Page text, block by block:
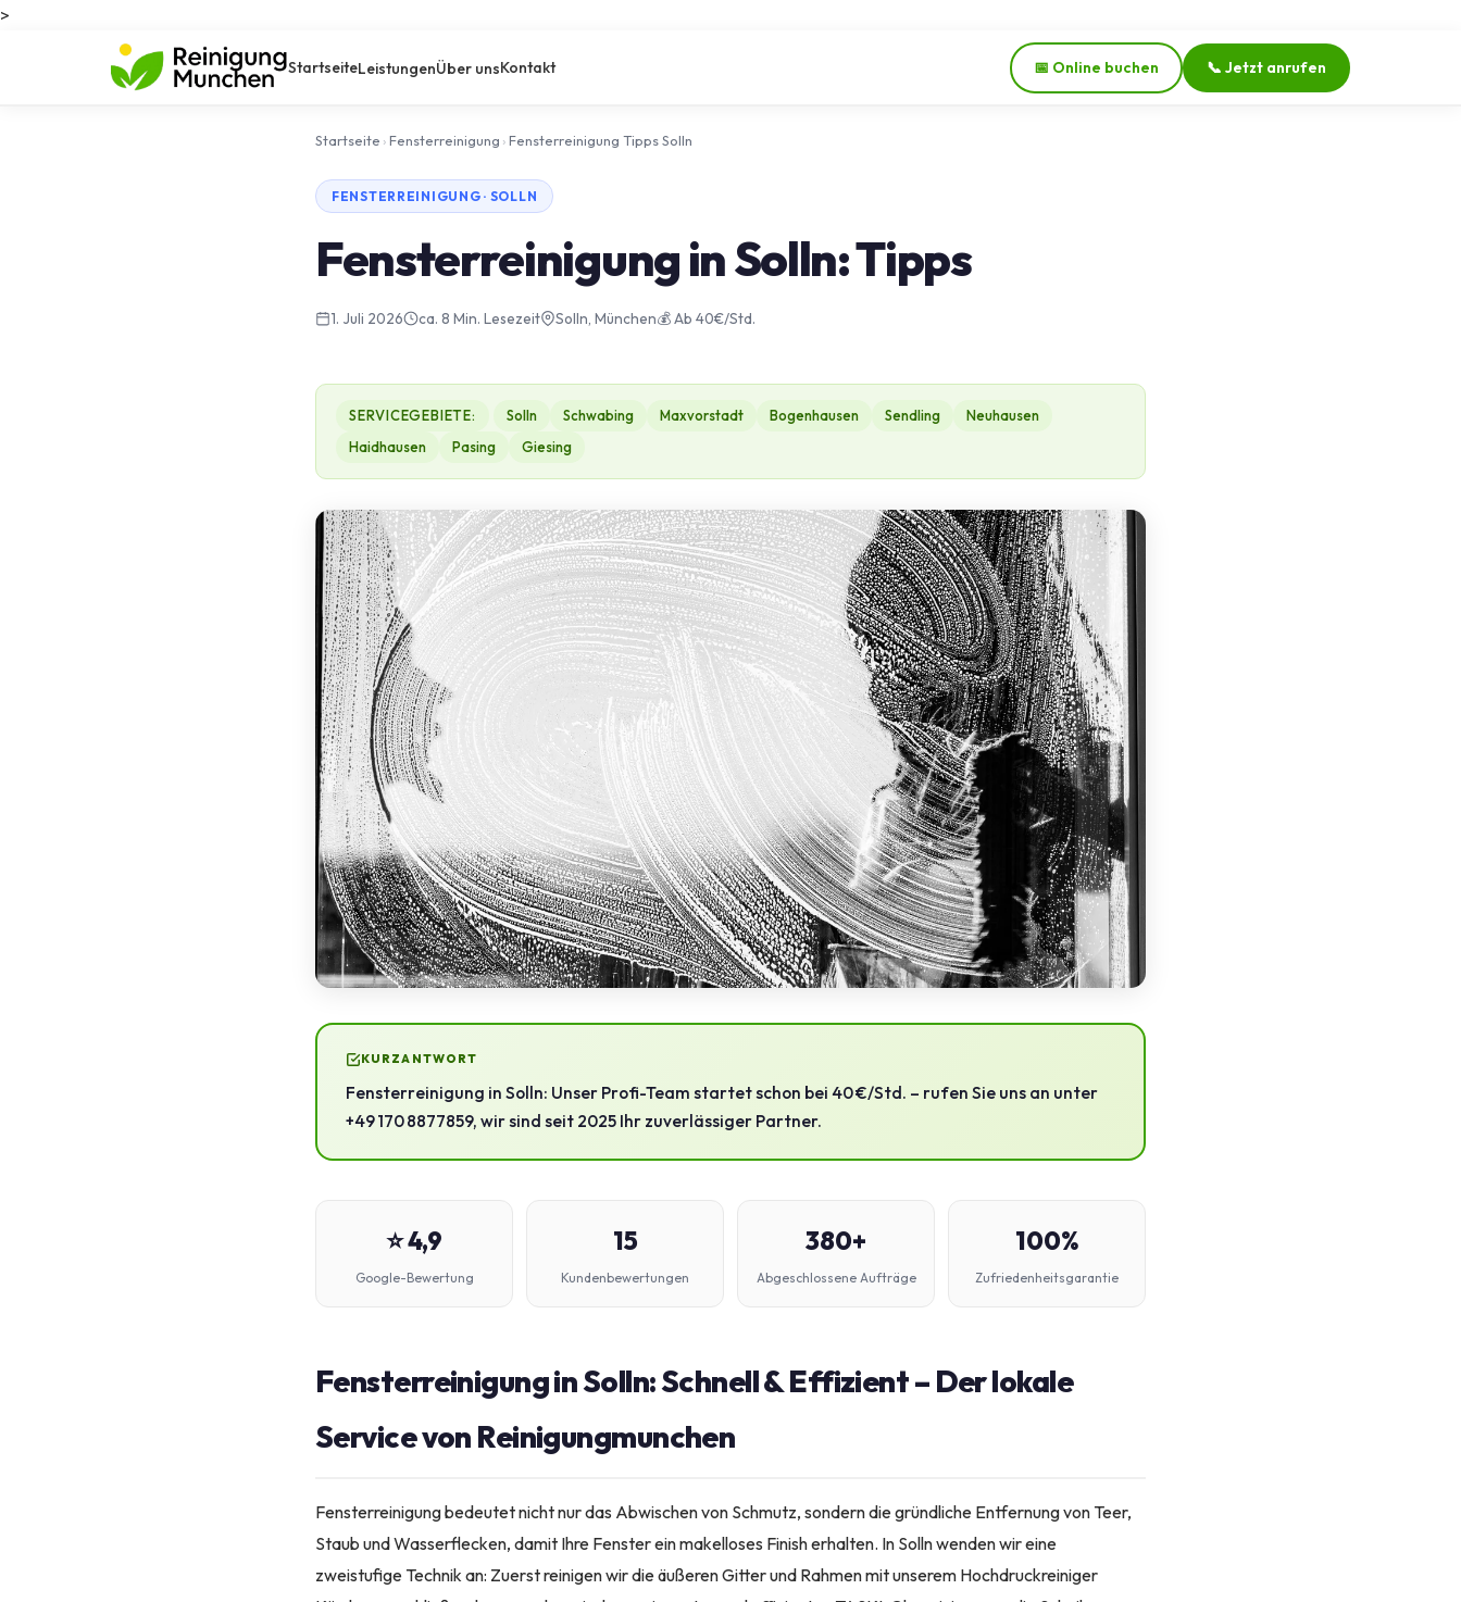
>
StartseiteLeistungenÜber unsKontakt 📅 Online buchen 📞 Jetzt anrufen
Startseite ›Fensterreinigung ›Fensterreinigung Tipps Solln
FENSTERREINIGUNG · SOLLN
Fensterreinigung in Solln: Tipps
1. Juli 2026 ca. 8 Min. Lesezeit Solln, München💰 Ab 40€/Std.
SERVICEGEBIETE: Solln Schwabing Maxvorstadt Bogenhausen Sendling
Neuhausen
Haidhausen
Pasing Giesing
KURZANTWORT
Fensterreinigung in Solln: Unser Profi-Team startet schon bei 40 €/Std. – rufen Sie uns an unter
+49 170 8877859, wir sind seit 2025 Ihr zuverlässiger Partner.
⭐ 4,9
Google-Bewertung
15
Kundenbewertungen
380+
Abgeschlossene Aufträge
100%
Zufriedenheitsgarantie
Fensterreinigung in Solln: Schnell & Effizient – Der lokale
Service von Reinigungmunchen
Fensterreinigung bedeutet nicht nur das Abwischen von Schmutz, sondern die gründliche Entfernung von Teer,
Staub und Wasserflecken, damit Ihre Fenster ein makelloses Finish erhalten. In Solln wenden wir eine
zweistufige Technik an: Zuerst reinigen wir die äußeren Gitter und Rahmen mit unserem Hochdruckreiniger